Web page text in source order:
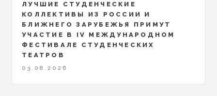
ЛУЧШИЕ СТУДЕНЧЕСКИЕ
КОЛЛЕКТИВЫ ИЗ РОССИИ И
БЛИЖНЕГО ЗАРУБЕЖЬЯ ПРИМУТ
УЧАСТИЕ В IV МЕЖДУНАРОДНОМ
ФЕСТИВАЛЕ СТУДЕНЧЕСКИХ
ТЕАТРОВ
03.08.2026